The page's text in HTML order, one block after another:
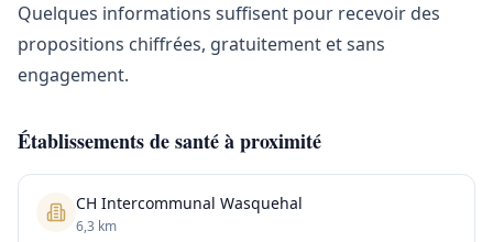
Quelques informations suffisent pour recevoir des
propositions chiffrées, gratuitement et sans
engagement.
Établissements de santé à proximité
CH Intercommunal Wasquehal
6,3 km